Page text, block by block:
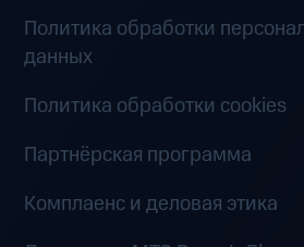
Политика обработки
данных
Политика обработки cookies
Партнёрская программа
Комплаенс и деловая этика